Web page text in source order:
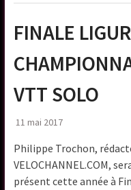
FINALE
VTT SOLO
11 mai 2017
Philippe Trochon,
VELOCHANNEL.COM,
présent cette année à